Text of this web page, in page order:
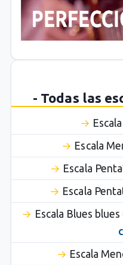
- Todas las
Escala
Escala
Escala
Escala Blues
Escala